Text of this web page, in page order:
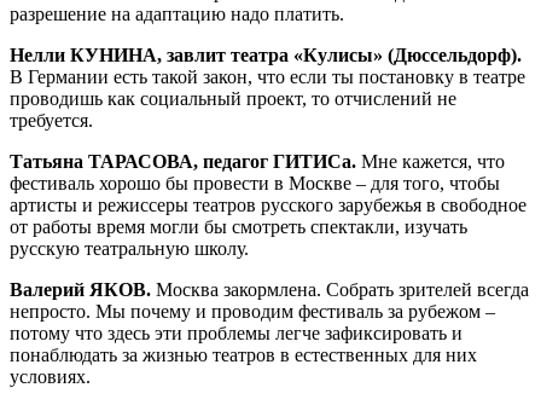
разрешение на адаптацию надо платить.
Нелли КУНИНА, завлит театра «Кулисы» (Дюссельдорф).
В Германии есть такой закон, что если ты постановку в театре
проводишь как социальный проект, то отчислений не
требуется.
Татьяна ТАРАСОВА, педагог ГИТИСа. Мне кажется, что
фестиваль хорошо бы провести в Москве – для того, чтобы
артисты и режиссеры театров русского зарубежья в свободное
от работы время могли бы смотреть спектакли, изучать
русскую театральную школу.
Валерий ЯКОВ. Москва закормлена. Собрать зрителей всегда
непросто. Мы почему и проводим фестиваль за рубежом –
потому что здесь эти проблемы легче зафиксировать и
понаблюдать за жизнью театров в естественных для них
условиях.